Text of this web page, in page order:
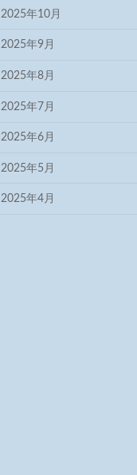
2025年10月
2025年9月
2025年8月
2025年7月
2025年6月
2025年5月
2025年4月